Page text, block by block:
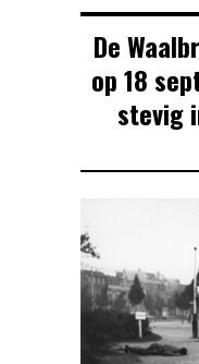
De
op 18
stevig